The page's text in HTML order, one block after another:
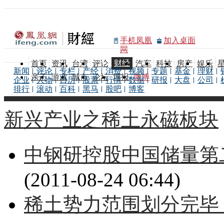
手机凤凰
网
加入桌面
首页 资讯 台湾 评论 财经 汽车 科技 房产 娱乐
亲子 游戏 城市 论坛 博报 微博
新闻 评论 专栏 产经 消费 视频 专题 基金 理财
企业
人物 日历 股票 行情 数据 研报 大盘 公司
排行
滚动 百科 黑马 股吧 博客
新兴产业之稀土永磁板块
中钢研控股中国储量
(2011-08-24 06:44)
稀土势力范围划分完